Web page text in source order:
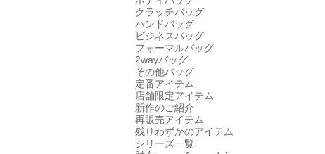
クラッチバッグ
ハンドバッグ
ビジネスバッグ
フォーマルバッグ
2wayバッグ
その他バッグ
定番アイテム
店舗限定アイテム
新作のご紹介
再販売アイテム
残りわずかのアイテム
シリーズ一覧